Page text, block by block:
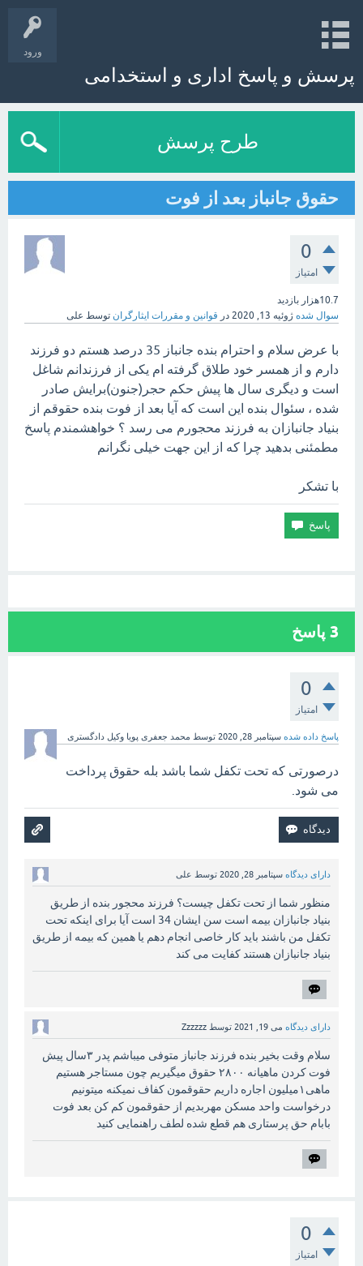
ورود
پرسش و پاسخ اداری و استخدامی
طرح پرسش
حقوق جانباز بعد از فوت
0
امتیاز
10.7هزار
بازدید
سوال شده ژوئیه 13, 2020 در قوانین و مقررات ایثارگران توسط علی
با عرض سلام و احترام بنده جانباز 35 درصد هستم دو فرزند
دارم و از همسر خود طلاق گرفته ام یکی از فرزندانم شاغل
است و دیگری سال ها پیش حکم حجر(جنون)برایش صادر
شده ، سئوال بنده این است که آیا بعد از فوت بنده حقوقم از
بنیاد جانبازان به فرزند محجورم می رسد ؟ خواهشمندم پاسخ
مطمئنی بدهید چرا که از این جهت خیلی نگرانم
با تشکر
3 پاسخ
0
امتیاز
پاسخ داده شده سپتامبر 28, 2020 توسط محمد جعفری پویا وکیل دادگستری
درصورتی که تحت تکفل شما باشد بله حقوق پرداخت
می شود.
دارای دیدگاه سپتامبر 28, 2020 توسط علی
منظور شما از تحت تکفل چیست؟ فرزند محجور بنده از طریق
بنیاد جانبازان بیمه است سن ایشان 34 است آیا برای اینکه تحت
تکفل من باشند باید کار خاصی انجام دهم یا همین که بیمه از طريق
بنیاد جانبازان هستند کفایت می کند
دارای دیدگاه می 19, 2021 توسط Zzzzzz
سلام وقت بخیر بنده فرزند جانباز متوفی میباشم پدر ۳سال پیش
فوت کردن ماهیانه ۲۸۰۰ حقوق میگیریم چون مستاجر هستیم
ماهی۱میلیون اجاره داریم حقوقمون کفاف نمیکنه میتونیم
درخواست واحد مسکن مهربدیم از حقوقمون کم کن بعد فوت
بابام حق پرستاری هم قطع شده لطف راهنمایی کنید
0
امتیاز